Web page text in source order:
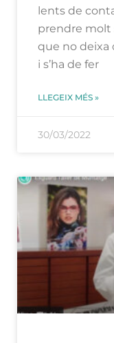
lents de
prendre molt
que no deixa
i s’ha de fer
LLEGEIX MÉS »
30/03/2022